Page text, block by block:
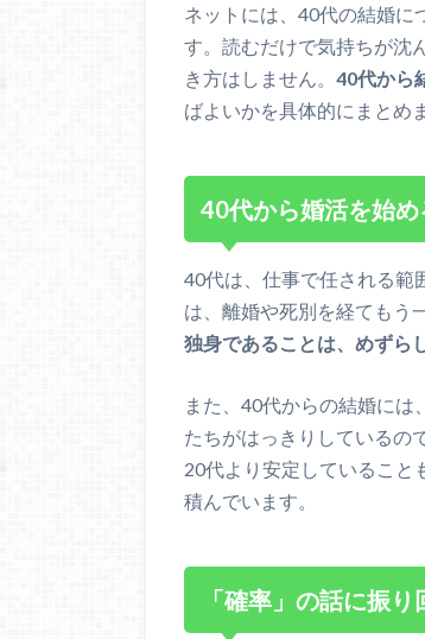
ネットには、40代の結婚に
す。読むだけで気持ちが沈
き方はしません。 40代から
ばよいかを具体的にまとめ
40代から婚活を始
40代は、仕事で任される範
は、離婚や死別を経てもう
独身であることは、めずら
また、40代からの結婚に
たちがはっきりしているの
20代より安定していること
積んでいます。
「確率」の話に振